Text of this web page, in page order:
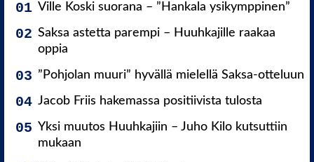
Ville Koski suorana – ”Hankala ysikymppinen”
Saksa astetta parempi – Huuhkajille raakaa
oppia
”Pohjolan muuri” hyvällä mielellä Saksa-otteluun
Jacob Friis hakemassa positiivista tulosta
Yksi muutos Huuhkajiin – Juho Kilo kutsuttiin
mukaan